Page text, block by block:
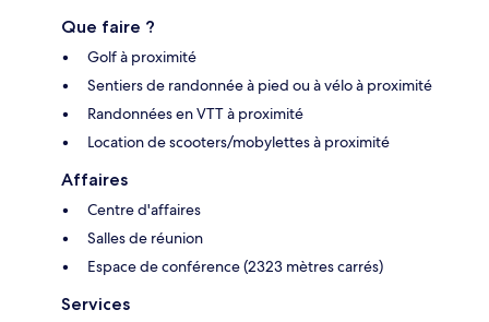
Que faire ?
Golf à proximité
Sentiers de randonnée à pied ou à vélo à proximité
Randonnées en VTT à proximité
Location de scooters/mobylettes à proximité
Affaires
Centre d'affaires
Salles de réunion
Espace de conférence (2323 mètres carrés)
Services